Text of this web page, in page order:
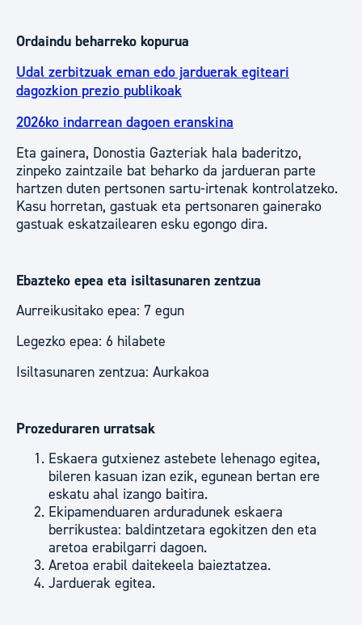
Ordaindu beharreko kopurua
Udal zerbitzuak eman edo jarduerak egiteari
dagozkion prezio publikoak
2026ko indarrean dagoen eranskina
Eta gainera, Donostia Gazteriak hala baderitzo,
zinpeko zaintzaile bat beharko da jardueran parte
hartzen duten pertsonen sartu-irtenak kontrolatzeko.
Kasu horretan, gastuak eta pertsonaren gainerako
gastuak eskatzailearen esku egongo dira.
Ebazteko epea eta isiltasunaren zentzua
Aurreikusitako epea: 7 egun
Legezko epea: 6 hilabete
Isiltasunaren zentzua: Aurkakoa
Prozeduraren urratsak
Eskaera gutxienez astebete lehenago egitea,
bileren kasuan izan ezik, egunean bertan ere
eskatu ahal izango baitira.
Ekipamenduaren arduradunek eskaera
berrikustea: baldintzetara egokitzen den eta
aretoa erabilgarri dagoen.
Aretoa erabil daitekeela baieztatzea.
Jarduerak egitea.